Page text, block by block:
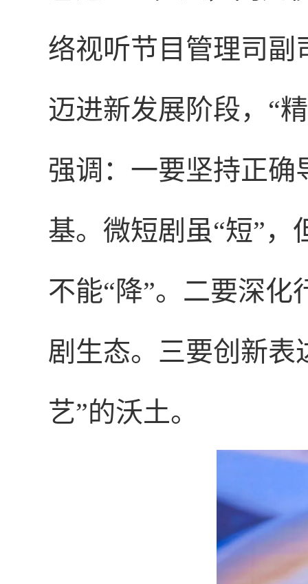
络视听节目管理司副
迈进新发展阶段，“
强调：一要坚持正
基。微短剧虽“短”，
不能“降”。二要深
剧生态。三要创新表
艺”的沃土。